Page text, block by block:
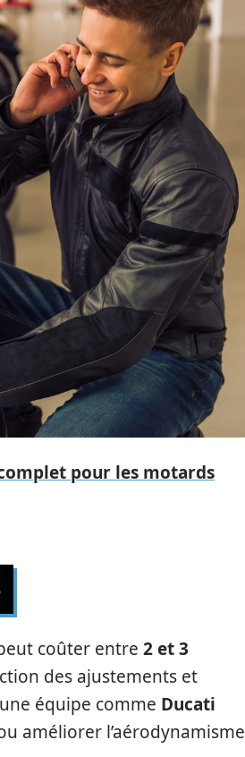
pour les motards
coûter entre 2 et 3
des ajustements et
équipe comme Ducati
améliorer l’aérodynamisme